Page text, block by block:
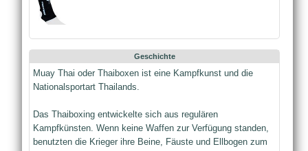
Geschichte
Muay Thai oder Thaiboxen ist eine Kampfkunst und die
Nationalsportart Thailands.
Das Thaiboxing entwickelte sich aus regulären
Kampfkünsten. Wenn keine Waffen zur Verfügung standen,
benutzten die Krieger ihre Beine, Fäuste und Ellbogen zum